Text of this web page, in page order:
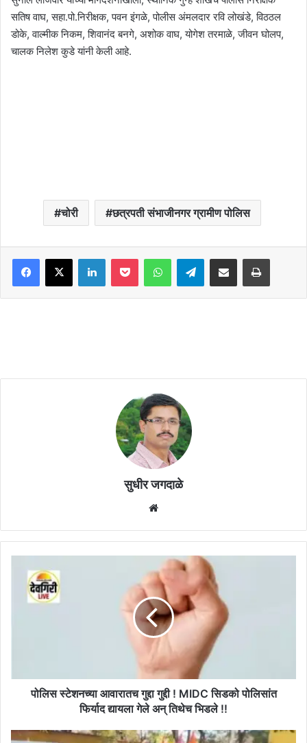
सतिष वाघ, सहा.पो.निरीक्षक, पवन इंगळे, पोलीस अंमलदार रवि लोखंडे, विठठल
डोके, वाल्मीक निकम, शिवानंद बनगे, अशोक वाघ, योगेश तरमाळे, जीवन घोलप,
चालक निलेश कुडे यांनी केली आहे.
चोरी छत्रपती संभाजीनगर ग्रामीण पोलिस
Facebook
X LinkedInPocket WhatsAppTelegramShare via Email Print
सुधीर जगदाळे
स्टेशनच्या
आवारातच
पोलिसांत
फिर्याद
अन्
पोलिस स्टेशनच्या आवारातच गुद्दा गुद्दी ! MIDC सिडको पोलिसांत
फिर्याद द्यायला गेले अन् तिथेच भिडले !!
मुख्य